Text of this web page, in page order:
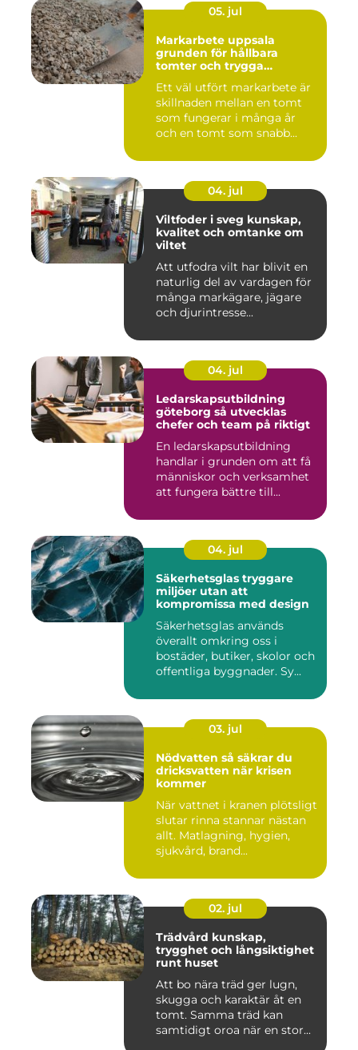
05. jul
Markarbete uppsala
grunden för hållbara
tomter och trygga
Ett väl utfört markarbete är
skillnaden mellan en tomt
som fungerar i många år
och en tomt som snabb...
04. jul
Viltfoder i sveg kunskap,
kvalitet och omtanke om
viltet
Att utfodra vilt har blivit en
naturlig del av vardagen för
många markägare, jägare
och djurintresse...
04. jul
Ledarskapsutbildning
göteborg så utvecklas
chefer och team på riktigt
En ledarskapsutbildning
handlar i grunden om att få
människor och verksamhet
att fungera bättre till...
04. jul
Säkerhetsglas tryggare
miljöer utan att
kompromissa med design
Säkerhetsglas används
överallt omkring oss i
bostäder, butiker, skolor och
offentliga byggnader. Sy...
03. jul
Nödvatten så säkrar du
dricksvatten när krisen
kommer
När vattnet i kranen plötsligt
slutar rinna stannar nästan
allt. Matlagning, hygien,
sjukvård, brand...
02. jul
Trädvård kunskap,
trygghet och långsiktighet
runt huset
Att bo nära träd ger lugn,
skugga och karaktär åt en
tomt. Samma träd kan
samtidigt oroa när en stor...